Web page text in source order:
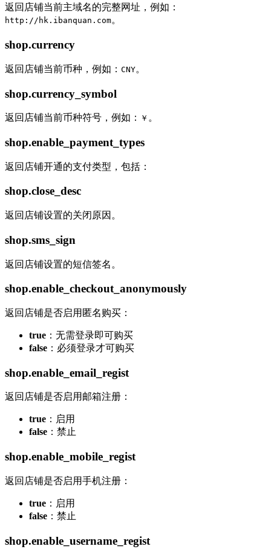
返回店铺当前主域名的完整网址，例如：
http://hk.ibanquan.com。
shop.currency
返回店铺当前币种，例如： CNY。
shop.currency_symbol
返回店铺当前币种符号，例如： ￥ 。
shop.enable_payment_types
返回店铺开通的支付类型，包括：
shop.close_desc
返回店铺设置的关闭原因。
shop.sms_sign
返回店铺设置的短信签名。
shop.enable_checkout_anonymously
返回店铺是否启用匿名购买：
true ：无需登录即可购买
false ：必须登录才可购买
shop.enable_email_regist
返回店铺是否启用邮箱注册：
true ：启用
false ：禁止
shop.enable_mobile_regist
返回店铺是否启用手机注册：
true ：启用
false ：禁止
shop.enable_username_regist